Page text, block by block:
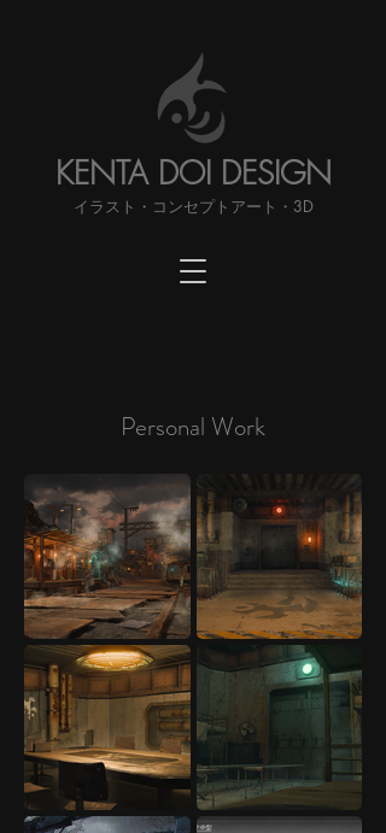
KENTA DOI DESIGN
​イラスト・コンセプトアート・3D
Personal Work